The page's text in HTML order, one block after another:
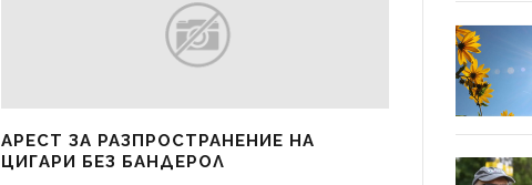
АРЕСТ ЗА РАЗПРОСТРАНЕНИЕ НА
ЦИГАРИ БЕЗ БАНДЕРОЛ